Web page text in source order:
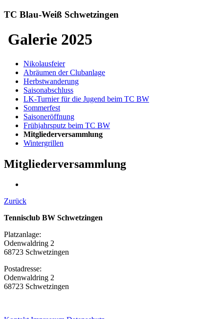
TC Blau-Weiß Schwetzingen
Galerie 2025
Nikolausfeier
Abräumen der Clubanlage
Herbstwanderung
Saisonabschluss
LK-Turnier für die Jugend beim TC BW
Sommerfest
Saisoneröffnung
Frühjahrsputz beim TC BW
Mitgliederversammlung
Wintergrillen
Mitgliederversammlung
Zurück
Tennisclub BW Schwetzingen
Platzanlage:
Odenwaldring 2
68723 Schwetzingen
Postadresse:
Odenwaldring 2
68723 Schwetzingen